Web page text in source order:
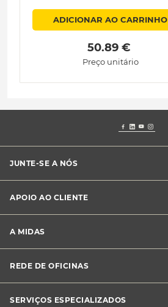
ADICIONAR AO CARRINHO
50.89 €
Preço unitário
JUNTE-SE A NÓS
Franchising Midas
APOIO AO CLIENTE
Livro de Reclamações
Canal de Denúncias
Perguntas Frequentes
A MIDAS
Sustentabilidade
Notícias Midas
REDE DE OFICINAS
SERVIÇOS ESPECIALIZADOS